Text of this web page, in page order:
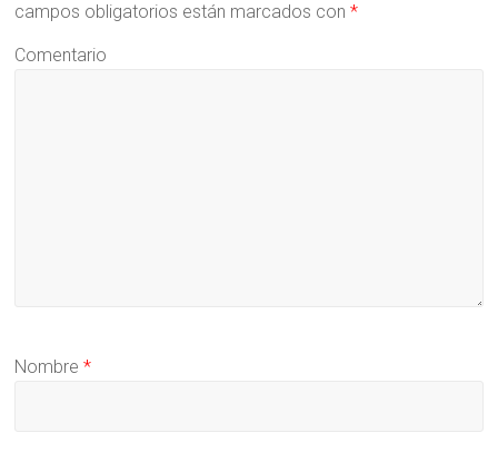
campos obligatorios están marcados con*
Comentario
Nombre*